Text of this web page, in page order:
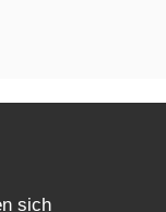
sich